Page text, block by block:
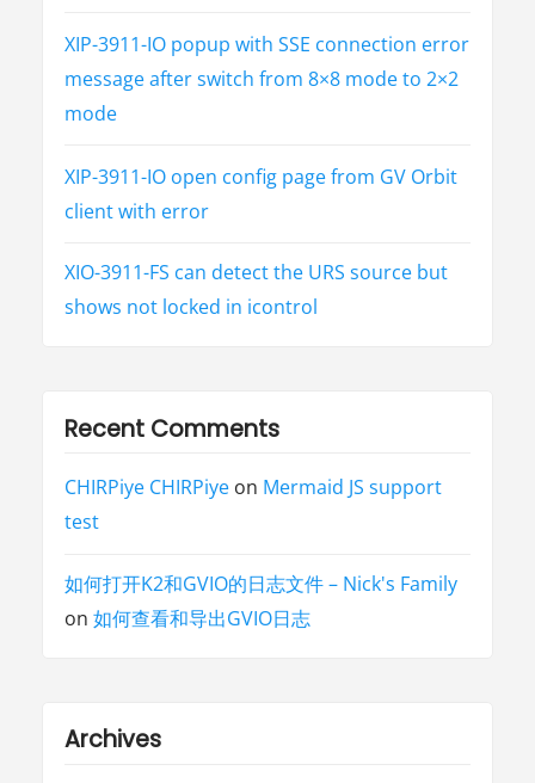
XIP-3911-IO popup with SSE connection error
message after switch from 8×8 mode to 2×2
mode
XIP-3911-IO open config page from GV Orbit
client with error
XIO-3911-FS can detect the URS source but
shows not locked in icontrol
Recent Comments
CHIRPiye CHIRPiyeon Mermaid JS support
test
如何打开K2和GVIO的日志文件 – Nick's Family
on 如何查看和导出GVIO日志
Archives